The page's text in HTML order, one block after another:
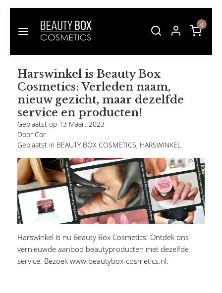
0
Harswinkel is Beauty Box
Cosmetics: Verleden naam,
nieuw gezicht, maar dezelfde
service en producten!
Geplaatst op 13 Maart 2023
Door Cor
Geplaatst in BEAUTY BOX COSMETICS, HARSWINKEL
Harswinkel is nu Beauty Box Cosmetics! Ontdek ons
vernieuwde aanbod beautyproducten met dezelfde
service. Bezoek www.beautybox-cosmetics.nl.